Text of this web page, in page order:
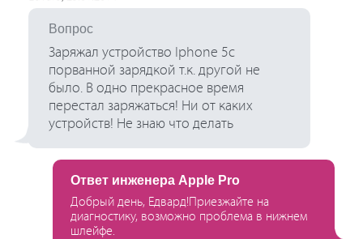
Вопрос
Заряжал устройство Iphone 5c
порванной зарядкой т.к. другой не
было. В одно прекрасное время
перестал заряжаться! Ни от каких
устройств! Не знаю что делать
Ответ инженера Apple Pro
Добрый день, Едвард!Приезжайте на
диагностику, возможно проблема в нижнем
шлейфе.